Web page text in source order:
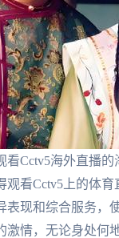
看Cctv5海外直播
观看Cctv5上的体
表现和综合服务，
情，无论身处何地